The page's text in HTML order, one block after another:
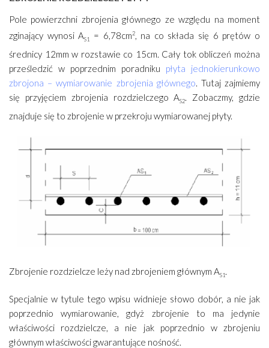
Pole powierzchni zbrojenia głównego ze względu na moment
zginający wynosi AS1 = 6,78cm2, na co składa się 6 prętów o
średnicy 12mm w rozstawie co 15cm. Cały tok obliczeń można
prześledzić w poprzednim poradniku płyta jednokierunkowo
zbrojona – wymiarowanie zbrojenia głównego. Tutaj zajmiemy
się przyjęciem zbrojenia rozdzielczego AS2. Zobaczmy, gdzie
znajduje się to zbrojenie w przekroju wymiarowanej płyty.
Zbrojenie rozdzielcze leży nad zbrojeniem głównym AS1.
Specjalnie w tytule tego wpisu widnieje słowo dobór, a nie jak
poprzednio wymiarowanie, gdyż zbrojenie to ma jedynie
właściwości rozdzielcze, a nie jak poprzednio w zbrojeniu
głównym właściwości gwarantujące nośność.